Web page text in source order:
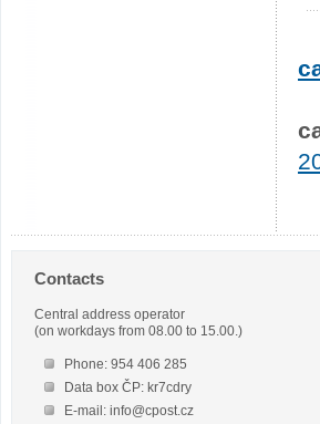
Contacts
Central address operator
(on workdays from 08.00 to 15.00.)
Phone: 954 406 285
Data box ČP: kr7cdry
E-mail: info@cpost.cz